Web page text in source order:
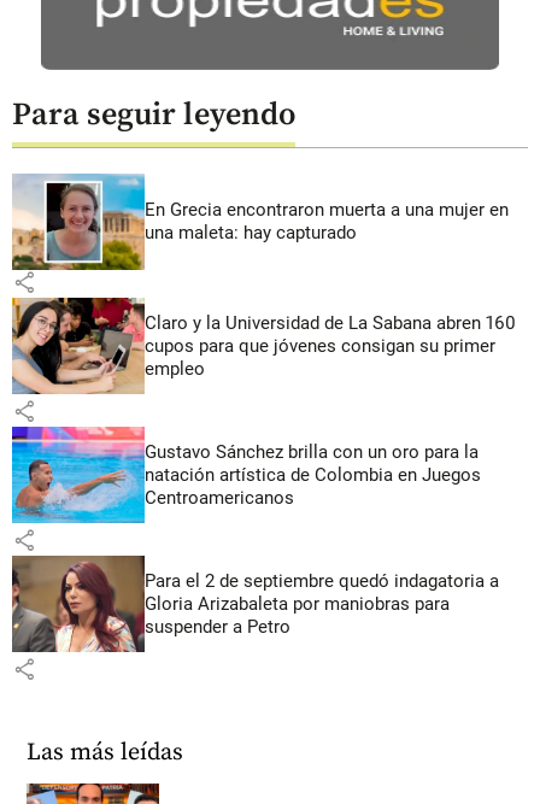
Para seguir leyendo
En Grecia encontraron muerta a una mujer en
una maleta: hay capturado
share
Claro y la Universidad de La Sabana abren 160
cupos para que jóvenes consigan su primer
empleo
share
Gustavo Sánchez brilla con un oro para la
natación artística de Colombia en Juegos
Centroamericanos
share
Para el 2 de septiembre quedó indagatoria a
Gloria Arizabaleta por maniobras para
suspender a Petro
share
Las más leídas